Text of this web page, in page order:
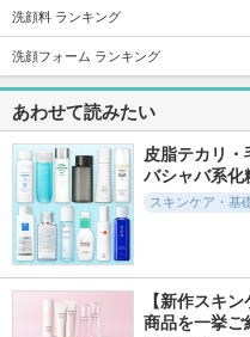
5.0
10716件
ラッシュジェリード
ロップ ＥＸ
カ
リッ
5.1
20654件
リップティント N
白潤プ
洗顔料 ランキング
洗顔フォーム ランキング
あわせて読みたい
皮脂テカリ
バシャバ系化
スキンケア・基
【新作スキ
商品を一挙ご